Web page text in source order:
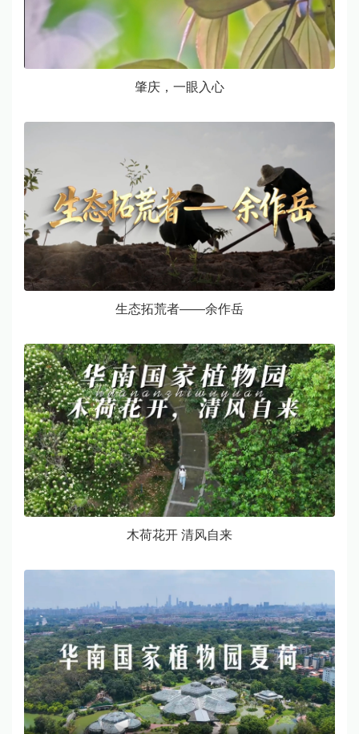
肇庆，一眼入心
​生态拓荒者——余作岳
木荷花开 清风自来